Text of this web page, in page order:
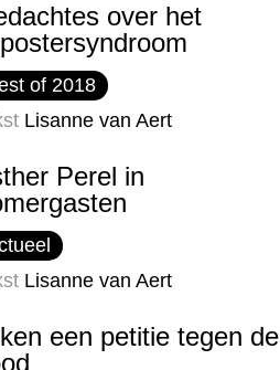
over het
of 2018
Lisanne van Aert
Perel in
Lisanne van Aert
een petitie tegen de